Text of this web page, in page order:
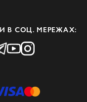
В СОЦ. МЕРЕЖАХ: